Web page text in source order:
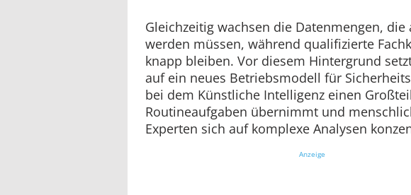
Gleichzeitig wachsen die Datenmengen, die
werden müssen, während qualifizierte
knapp bleiben. Vor diesem Hintergrund
auf ein neues Betriebsmodell für
bei dem Künstliche Intelligenz einen
Routineaufgaben übernimmt und
Experten sich auf komplexe Analysen
Anzeige